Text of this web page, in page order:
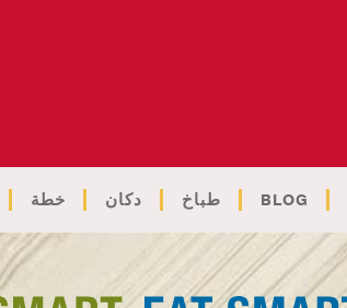
خطة دكان طباخ BLOG